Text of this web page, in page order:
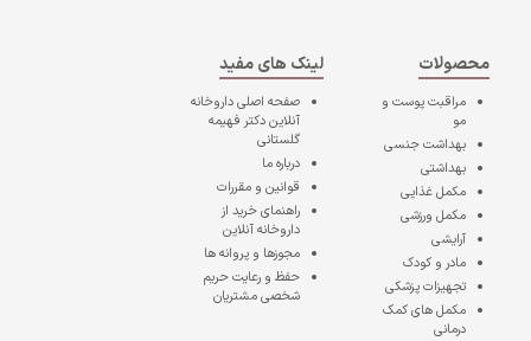
محصولات
مراقبت پوست و
مو
بهداشت جنسی
بهداشتی
مکمل غذایی
مکمل ورزشی
آرایشی
مادر و کودک
تجهیزات پزشکی
مکمل های کمک
درمانی
لینک های مفید
صفحه اصلیداروخانه
آنلاین دکتر فهیمه
گلستانی
درباره ما
قوانین و مقررات
راهنمای خرید از
داروخانه آنلاین
مجوزها و پروانه ها
حفظ و رعایت حریم
شخصی مشتریان